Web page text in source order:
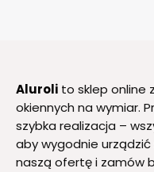
Aluroli to sklep online
okiennych na wymiar.
szybka realizacja –
aby wygodnie
naszą ofertę i zamów